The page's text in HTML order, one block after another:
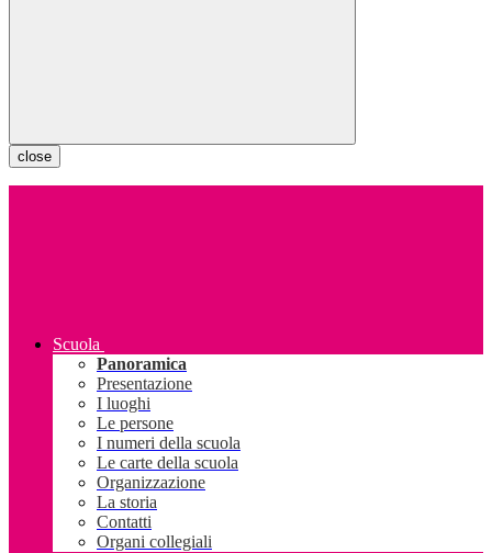
close
Scuola
Panoramica
Presentazione
I luoghi
Le persone
I numeri della scuola
Le carte della scuola
Organizzazione
La storia
Contatti
Organi collegiali